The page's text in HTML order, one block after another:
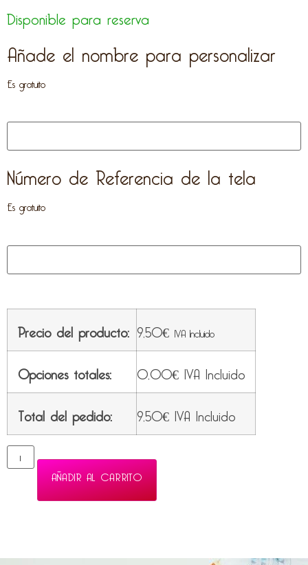
Disponible para reserva
Añade el nombre para personalizar
Es gratuito
Número de Referencia de la tela
Es gratuito
Precio del producto: 9,50€ IVA Incluido
Opciones totales: 0,00€ IVA Incluido
Total del pedido:
9,50€ IVA Incluido
AÑADIR AL CARRITO